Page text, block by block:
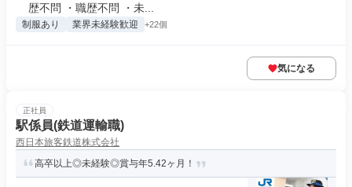
歴不問 ・職歴不問 ・未...
制服あり 業界未経験歓迎 +22個
気になる
正社員
駅係員(鉄道運輸職)
西日本旅客鉄道株式会社
高卒以上◎未経験◎賞与年5.42ヶ月！